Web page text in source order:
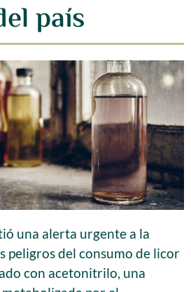
país
una alerta urgente a la
peligros del consumo de licor
con acetonitrilo, una